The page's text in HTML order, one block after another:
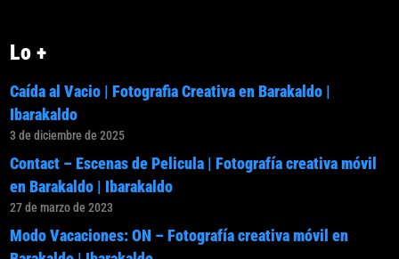
Lo +
Caída al Vacio | Fotografia Creativa en Barakaldo |
Ibarakaldo
3 de diciembre de 2025
Contact – Escenas de Pelicula | Fotografía creativa móvil
en Barakaldo | Ibarakaldo
27 de marzo de 2023
Modo Vacaciones: ON – Fotografía creativa móvil en